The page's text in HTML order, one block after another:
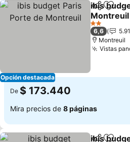
Opción destacada
Compartir
ibis
Montreuil
Ver
2 Estrellas
6,6
Montreuil
Vistas
De $ 173.440
Mira precios de 8 páginas
ibis